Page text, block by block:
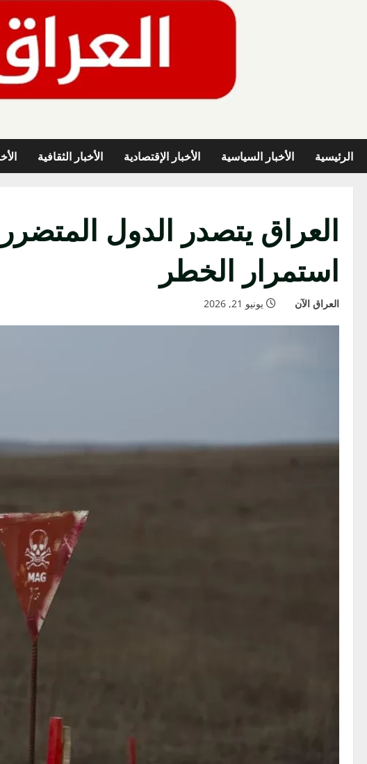
الرئيسية الأخبار السياسية الأخبار الإقتصادية الأخبار الثقافية
استمرار الخطر
العراق الآن يونيو 21, 2026